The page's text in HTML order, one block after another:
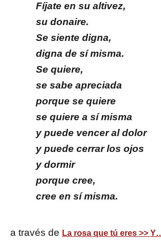
Fíjate en su altivez,
su donaire.
Se siente digna,
digna de sí misma.
Se quiere,
se sabe apreciada
porque se quiere
se quiere a sí misma
y puede vencer al dolor
y puede cerrar los ojos
y dormir
porque cree,
cree en sí misma.
a través de La rosa que tú eres >>